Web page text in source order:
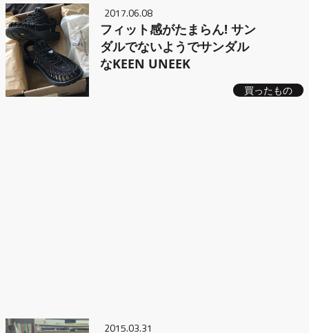
2017.06.08
フィット感がたまらん! サン
ダルでないようでサンダル
なKEEN UNEEK
買ったもの
2015.03.31